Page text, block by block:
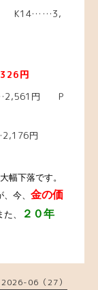
K14……3,
326円
円 P
円
幅下落です。
今、 金の価
、
２０年
2026-06（27）